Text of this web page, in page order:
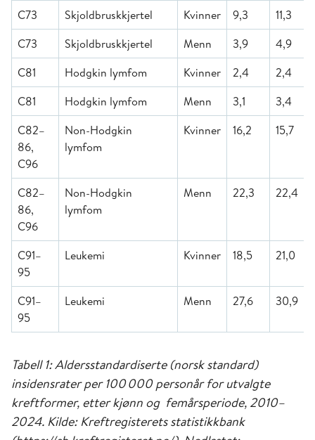
C73 Skjoldbruskkjertel Kvinner 9,3
11,3
C73
Skjoldbruskkjertel Menn 3,9
4,9
C81
Hodgkin lymfom Kvinner 2,4
2,4
C81
Hodgkin lymfom Menn 3,1
3,4
C82–
86,
C96
Non-Hodgkin
lymfom
Kvinner 16,2 15,7
C82–
86,
C96
Non-Hodgkin
lymfom
Menn 22,3 22,4
C91–
95
Leukemi Kvinner 18,5 21,0
C91–
95
Leukemi Menn 27,6 30,9
Tabell 1: Aldersstandardiserte (norsk standard)
insidensrater per 100000 personår for utvalgte
kreftformer, etter kjønn og femårsperiode, 2010–
2024. Kilde: Kreftregisterets statistikkbank